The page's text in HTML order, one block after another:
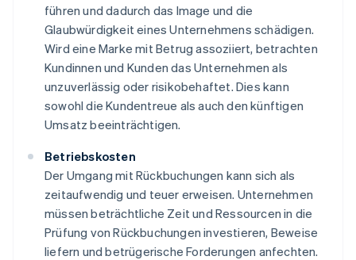
führen und dadurch das Image und die
Glaubwürdigkeit eines Unternehmens schädigen.
Wird eine Marke mit Betrug assoziiert, betrachten
Kundinnen und Kunden das Unternehmen als
unzuverlässig oder risikobehaftet. Dies kann
sowohl die Kundentreue als auch den künftigen
Umsatz beeinträchtigen.
Betriebskosten
Der Umgang mit Rückbuchungen kann sich als
zeitaufwendig und teuer erweisen. Unternehmen
müssen beträchtliche Zeit und Ressourcen in die
Prüfung von Rückbuchungen investieren, Beweise
liefern und betrügerische Forderungen anfechten.